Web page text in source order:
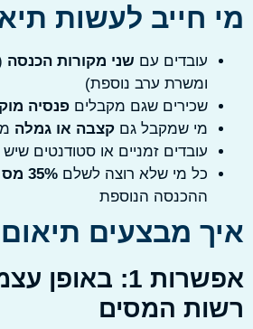
חייב לעשות
עובדים עםשני מקורות הכנסה
ומשרת ערב נוספת)
שכירים שגם מקבליםפנסיה מוקדמת
מי שמקבל גםקצבה או גמלהמגורם
עובדים זמניים או סטודנטים שיש
כל מי שלא רוצה לשלם35% מס אוטומטית
ההכנסה הנוספת
מבצעים תיאום
אפשרות 1: באופן
המסים